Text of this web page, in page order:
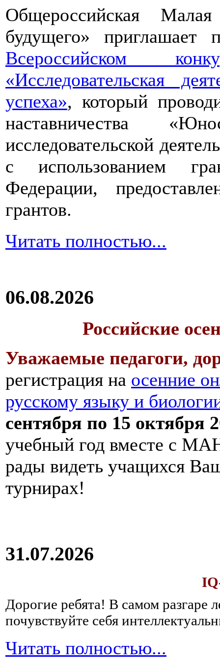
Общероссийская
будущего» приглашает
Всероссийском
«Исследовательская
успеха», который
наставничества
исследовательской
с использованием
Федерации,
грантов.
Читать полностью...
06.08.2026
Российские
Уважаемые педагоги,
регистрация на осенние
русскому языку и
сентября по 15 октября
учебный год вместе с
рады видеть учащихся
турнирах!
31.07.2026
Дорогие ребята! В самом разгаре
почувствуйте себя
Читать полностью...